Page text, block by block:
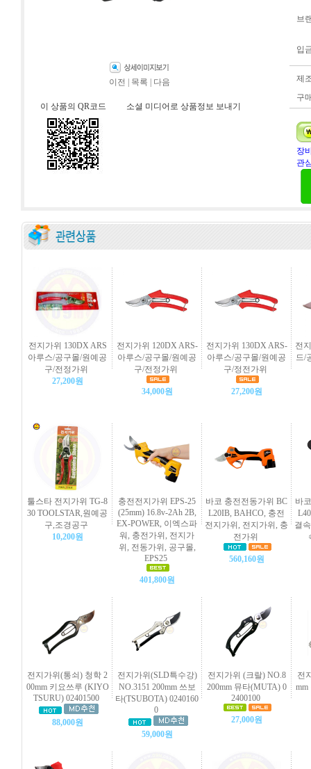
이전 목록 다음
이 상품의 QR코드 소셜 미디어로 상품정보 보내기
브
입
제
구
장
관
전지가위 130DX ARS
아루스/공구몰/원예공
구/전정가위
27,200원
전지가위 120DX ARS-
아루스/공구몰/원예공
구/전정가위
34,000원
전지가위 130DX ARS-
아루스/공구몰/원예공
구/정전가위
27,200원
전
드/
툴스타 전지가위 TG-8
30 TOOLSTAR,원예공
구,조경공구
10,200원
충전전지가위 EPS-25
(25mm) 16.8v-2Ah 2B,
EX-POWER, 이엑스파
워, 충전가위, 전지가
위, 전동가위, 공구몰,
EPS25
401,800원
바코 충전전동가위 BC
L20IB, BAHCO, 충전
전지가위, 전지가위, 충
전가위
560,160원
바
결
전지가위(통쇠) 청학 2
00mm 키요쓰루 (KIYO
TSURU) 02401500
88,000원
전지가위(SLD특수강)
NO.3151 200mm 쓰보
타(TSUBOTA) 0240160
0
59,000원
전지가위 (크랄) NO.8
200mm 뮤타(MUTA) 0
2400100
27,000원
전
mm